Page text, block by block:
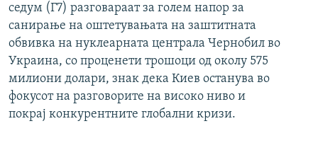
седум (Г7) разговараат за голем напор за
санирање на оштетувањата на заштитната
обвивка на нуклеарната централа Чернобил во
Украина, со проценети трошоци од околу 575
милиони долари, знак дека Киев останува во
фокусот на разговорите на високо ниво и
покрај конкурентните глобални кризи.